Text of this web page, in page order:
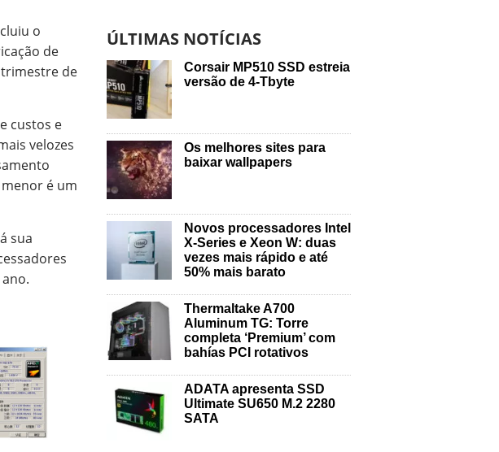
o
de
de
custos e
velozes
é um
sua
ÚLTIMAS NOTÍCIAS
Corsair MP510 SSD estreia
versão de 4-Tbyte
Os melhores sites para
baixar wallpapers
Novos processadores Intel
X-Series e Xeon W: duas
vezes mais rápido e até
50% mais barato
Thermaltake A700
Aluminum TG: Torre
completa ‘Premium’ com
bahías PCI rotativos
ADATA apresenta SSD
Ultimate SU650 M.2 2280
SATA